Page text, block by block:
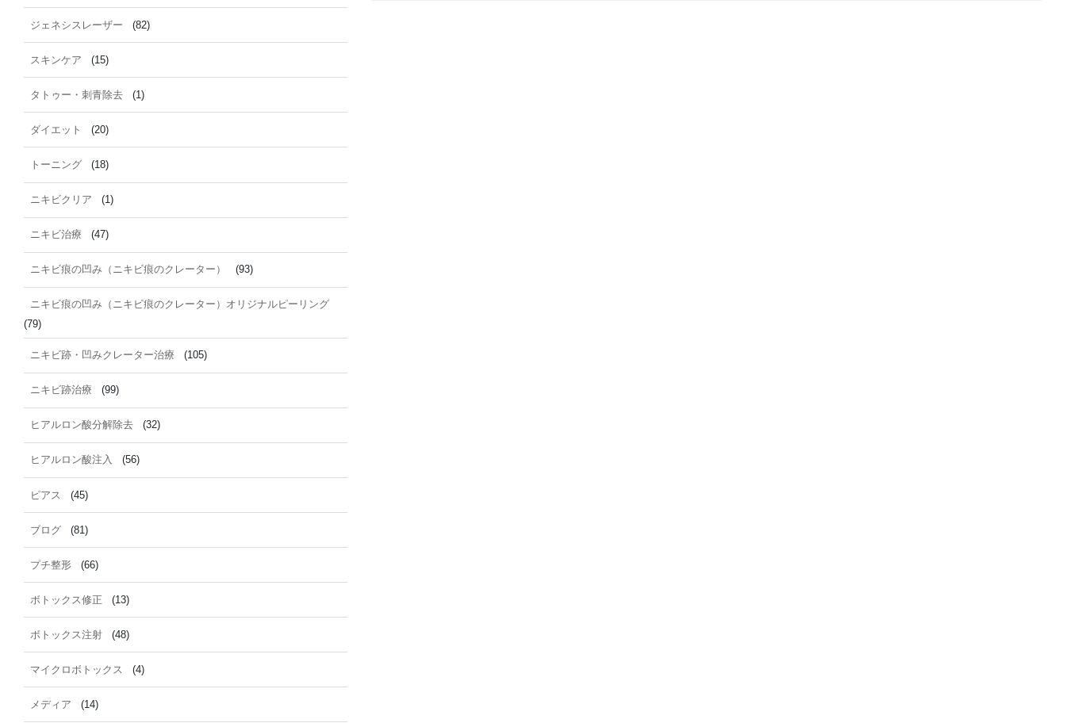
ジェネシスレーザー (82)
スキンケア (15)
タトゥー・刺青除去 (1)
ダイエット (20)
トーニング (18)
ニキビクリア (1)
ニキビ治療 (47)
ニキビ痕の凹み（ニキビ痕のクレーター） (93)
ニキビ痕の凹み（ニキビ痕のクレーター）オリジナルピーリング
(79)
ニキビ跡・凹みクレーター治療 (105)
ニキビ跡治療 (99)
ヒアルロン酸分解除去 (32)
ヒアルロン酸注入 (56)
ピアス (45)
ブログ (81)
プチ整形 (66)
ボトックス修正 (13)
ボトックス注射 (48)
マイクロボトックス (4)
メディア (14)